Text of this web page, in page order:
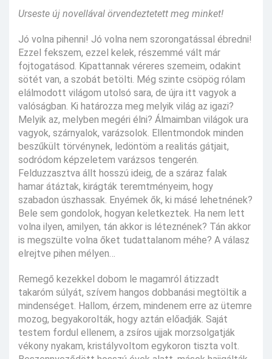
Urseste új novellával örvendeztetett meg minket!
Jó volna pihenni! Jó volna nem szorongatással ébredni!
Ezzel fekszem, ezzel kelek, részemmé vált már
fojtogatásod. Kipattannak véreres szemeim, odakint
sötét van, a szobát betölti. Még szinte csöpög rólam
elálmodott világom utolsó sara, de újra itt vagyok a
valóságban. Ki határozza meg melyik világ az igazi?
Melyik az, melyben megéri élni? Álmaimban világok ura
vagyok, szárnyalok, varázsolok. Ellentmondok minden
beszűkült törvénynek, ledöntöm a realitás gátjait,
sodródom képzeletem varázsos tengerén.
Felduzzasztva állt hosszú ideig, de a száraz falak
hamar átáztak, kirágták teremtményeim, hogy
szabadon úszhassak. Enyémek ők, ki másé lehetnének?
Bele sem gondolok, hogyan keletkeztek. Ha nem lett
volna ilyen, amilyen, tán akkor is léteznének? Tán akkor
is megszülte volna őket tudattalanom méhe? A válasz
elrejtve pihen mélyen…
Remegő kezekkel dobom le magamról átizzadt
takaróm súlyát, szívem hangos dobbanási megtöltik a
mindenséget. Hallom, érzem, mindenem erre az ütemre
mozog, begyakorolták, hogy aztán előadják. Saját
testem fordul ellenem, a zsíros ujjak morzsolgatják
vékony nyakam, kristályvoltom egykoron tiszta volt.